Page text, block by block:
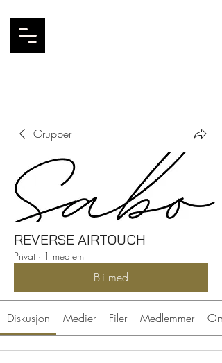
Grupper
REVERSE AIRTOUCH
Privat · 1 medlem
Bli med
Diskusjon Medier Filer Medlemmer Om